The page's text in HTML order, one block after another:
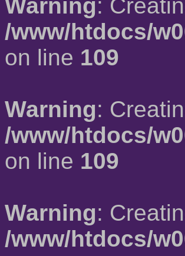
Warning:
/www/htdocs/
on line 109
Warning:
/www/htdocs/
on line 109
Warning:
/www/htdocs/